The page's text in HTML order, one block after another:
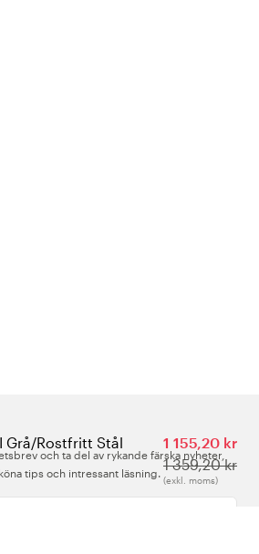
Grå/Rostfritt Stål
1 155,20 kr
1 359,20 kr
(exkl. moms)
och ta del av rykande färska nyheter,
tips och intressant läsning.